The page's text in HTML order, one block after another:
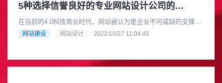
5种选择信誉良好的专业网站设计公司的方法
在当前的4.0科技商业时代，网站被认为是企业不可或缺的支撑工
具。特别是在最近的 Covid19 大流行期间，在线购物的增长趋势
网站建设 网站设计 2022/10/27 11:04:45